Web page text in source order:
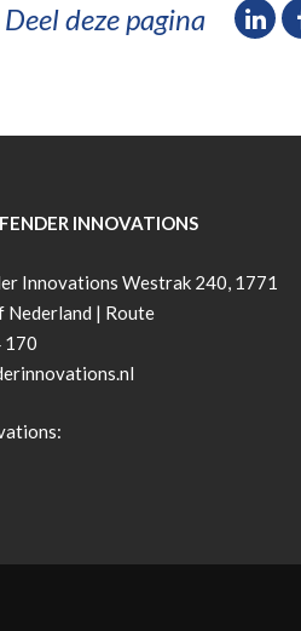
Deel deze pagina
INNOVATIONS
Innovations Westrak 240, 1771
Nederland | Route
170